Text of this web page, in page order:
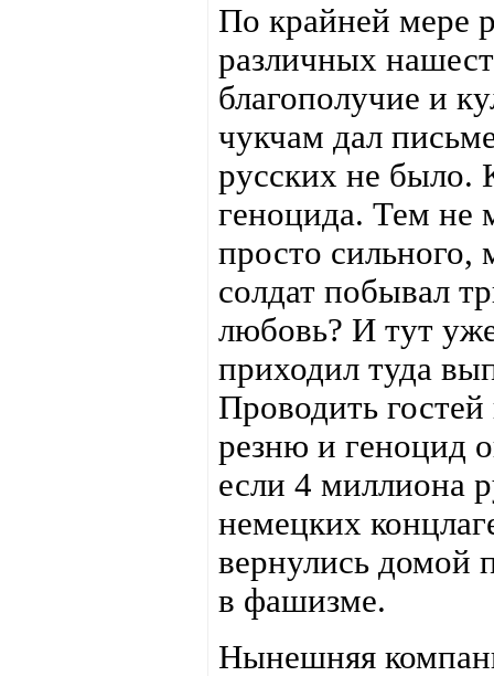
По крайней мере
различных
благополучие и
чукчам дал
русских не было.
геноцида. Тем не
просто сильного,
солдат побывал
любовь? И тут
приходил туда
Проводить
резню и геноцид
если 4 миллиона
немецких
вернулись домой
в фашизме.
Нынешняя